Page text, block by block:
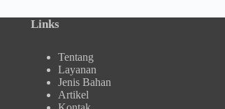
Links
Tentang
Layanan
Jenis Bahan
Artikel